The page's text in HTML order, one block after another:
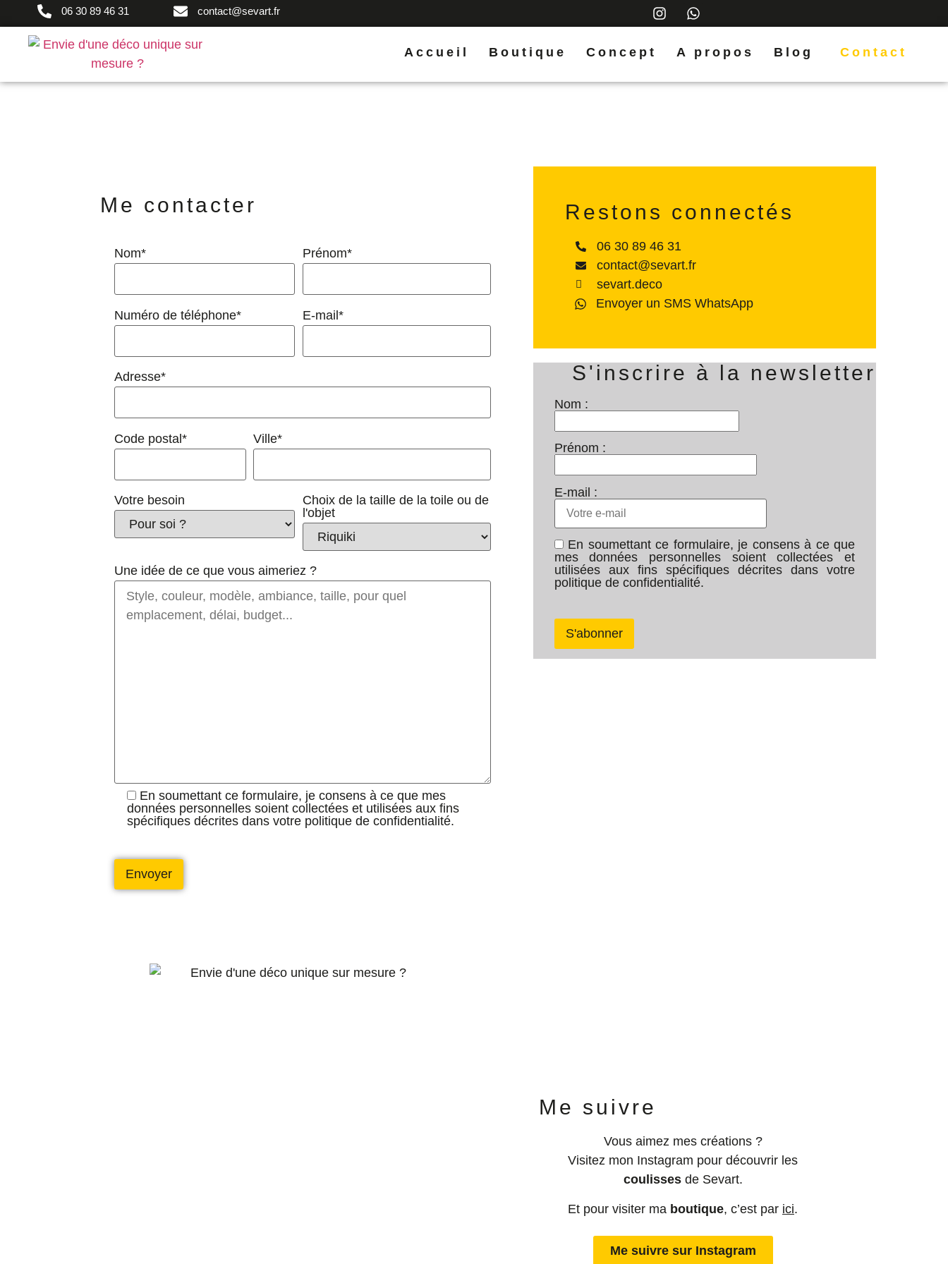
06 30 89 46 31 contact@sevart.fr
Accueil Boutique Concept A propos Blog Contact
Me contacter
Nom* Prénom*
Numéro de téléphone* E-mail*
Adresse*
Code postal* Ville*
Votre besoin
Choix de la taille de la toile ou de
l'objet
Une idée de ce que vous aimeriez ?
En soumettant ce formulaire, je consens à ce que mes
données personnelles soient collectées et utilisées aux fins
spécifiques décrites dans votre politique de confidentialité.
Restons connectés
06 30 89 46 31
contact@sevart.fr
sevart.deco
Envoyer un SMS WhatsApp
S'inscrire à la newsletter
Nom :
Prénom :
E-mail :
En soumettant ce formulaire, je consens à ce que
mes données personnelles soient collectées et
utilisées aux fins spécifiques décrites dans votre
politique de confidentialité.
Me suivre
Vous aimez mes créations ?
Visitez mon Instagram pour découvrir les
coulissesde Sevart.
Et pour visiter ma boutique, c’est par ici.
Me suivre sur Instagram